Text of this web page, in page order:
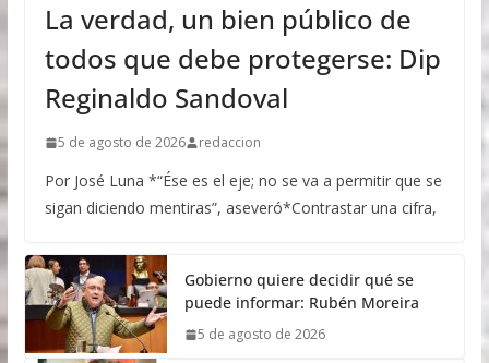
La verdad, un bien público de
todos que debe protegerse: Dip
Reginaldo Sandoval
5 de agosto de 2026 redaccion
Por José Luna *“Ése es el eje; no se va a permitir que se
sigan diciendo mentiras”, aseveró*Contrastar una cifra,
Gobierno quiere decidir qué se
puede informar: Rubén Moreira
5 de agosto de 2026